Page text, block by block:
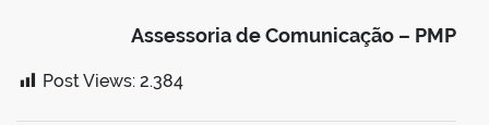
Assessoria de Comunicação – PMP
Post Views: 2.384